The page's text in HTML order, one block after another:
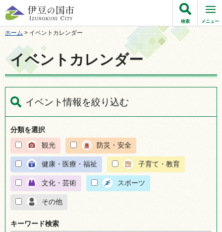
伊豆の国市
検索 メニュー
ホーム > イベントカレンダー
イベントカレンダー
イベント情報を絞り込む
分類を選択
観光
防災・安全
健康・医療・福祉 子育て・教育
文化・芸術 スポーツ
その他
キーワード検索